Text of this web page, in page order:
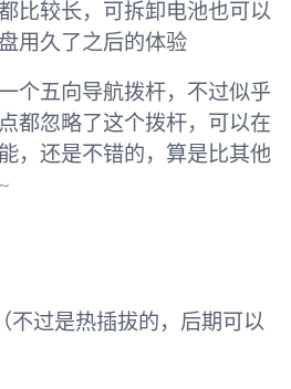
比较长，可拆卸电池也可以
用久了之后的体验
个五向导航拨杆，不过似乎
都忽略了这个拨杆，可以在
，还是不错的，算是比其他
不过是热插拔的，后期可以